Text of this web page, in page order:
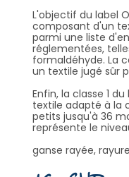
L'objectif du label
composant d'un
parmi une liste
réglementées,
formaldéhyde. La
un textile jugé sûr
Enfin, la classe 1
textile adapté à la
petits jusqu'à 36
représente le
ganse rayée,